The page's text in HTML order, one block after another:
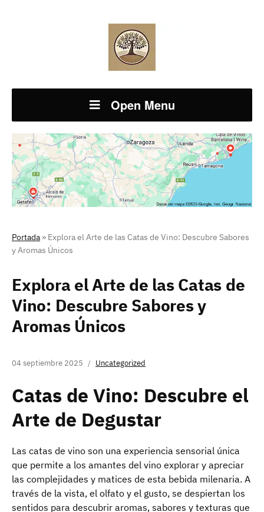
Open Menu
Portada » Explora el Arte de las Catas de Vino: Descubre Sabores
y Aromas Únicos
Explora el Arte de las Catas de
Vino: Descubre Sabores y
Aromas Únicos
04 septiembre 2025 Uncategorized
Catas de Vino: Descubre el
Arte de Degustar
Las catas de vino son una experiencia sensorial única
que permite a los amantes del vino explorar y apreciar
las complejidades y matices de esta bebida milenaria. A
través de la vista, el olfato y el gusto, se despiertan los
sentidos para descubrir aromas, sabores y texturas que